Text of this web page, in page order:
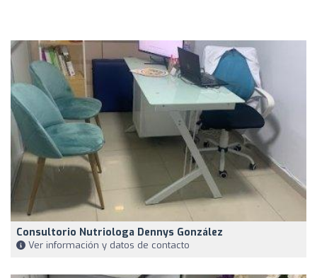
Consultorio Nutriologa Dennys González
Ver información y datos de contacto